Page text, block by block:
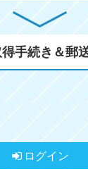
手続き＆郵
ログイン